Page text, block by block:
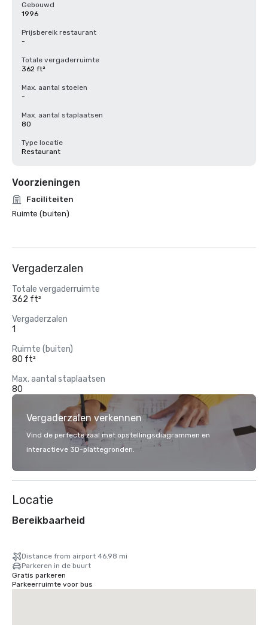
Gebouwd
1996
Prijsbereik restaurant
-
Totale vergaderruimte
362 ft²
Max. aantal stoelen
-
Max. aantal staplaatsen
80
Type locatie
Restaurant
Voorzieningen
Faciliteiten
Ruimte (buiten)
Vergaderzalen
Totale vergaderruimte
362 ft²
Vergaderzalen
1
Ruimte (buiten)
80 ft²
Max. aantal staplaatsen
80
Vergaderzalen verkennen
Vind de perfecte zaal met opstellingsdiagrammen en
interactieve 3D-plattegronden.
Locatie
Bereikbaarheid
Distance from airport 46.98 mi
Parkeren in de buurt
Gratis parkeren
Parkeerruimte voor bus